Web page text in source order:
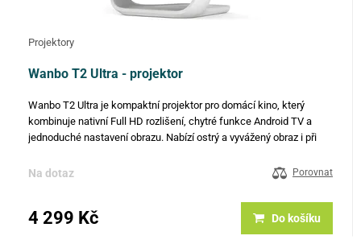
Projektory
Wanbo T2 Ultra - projektor
Wanbo T2 Ultra je kompaktní projektor pro domácí kino, který
kombinuje nativní Full HD rozlišení, chytré funkce Android TV a
jednoduché nastavení obrazu. Nabízí ostrý a vyvážený obraz i při
Na dotaz Porovnat
4 299 Kč Do košíku